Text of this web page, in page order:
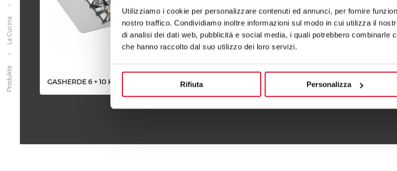
Utilizziamo i cookie per personalizzare contenuti ed annunci, per fornire
nostro traffico. Condividiamo inoltre informazioni sul modo in cui utilizza il
di analisi dei dati web, pubblicità e social media, i quali potrebbero combinarle
che hanno raccolto dal suo utilizzo dei loro servizi.
Rifiuta Personalizza
Produkte
La Cucina
GASHERDE 6 + 10 KW GASHERDE 10 + 10 KW GASHERDE